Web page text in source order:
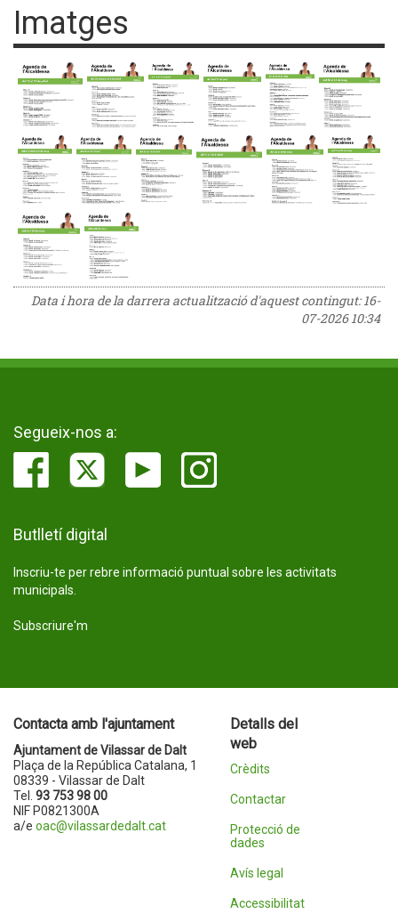
Imatges
Data i hora de la darrera actualització d'aquest contingut:16-
07-2026 10:34
Segueix-nos a:
Butlletí digital
Inscriu-te per rebre informació puntual sobre les activitats
municipals.
Subscriure'm
Contacta amb l'ajuntament
Ajuntament de Vilassar de Dalt
Plaça de la República Catalana, 1
08339 - Vilassar de Dalt
Tel. 93 753 98 00
NIF P0821300A
a/e oac@vilassardedalt.cat
Detalls del
web
Crèdits
Contactar
Protecció de
dades
Avís legal
Accessibilitat